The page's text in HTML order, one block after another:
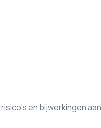
en bijwerkingen aan